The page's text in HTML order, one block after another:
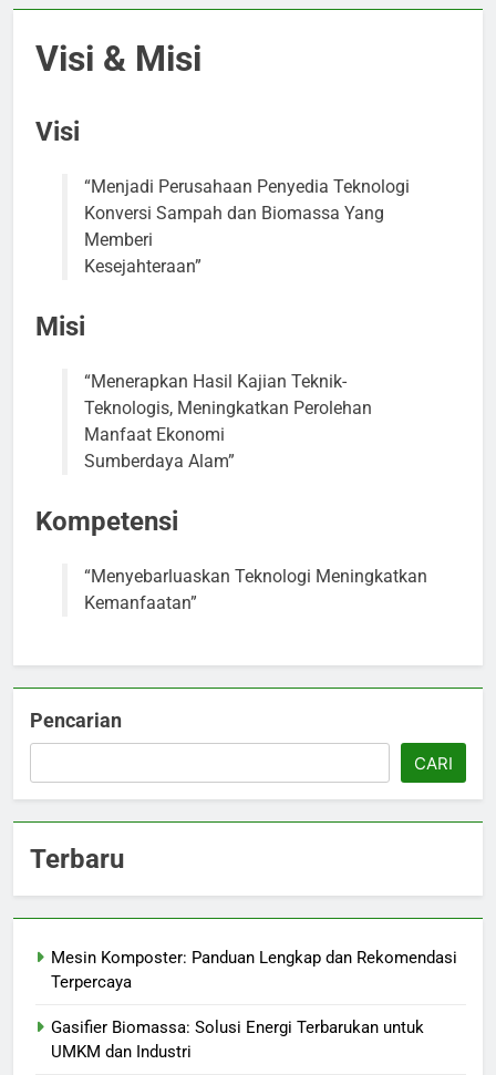
Visi & Misi
Visi
“Menjadi Perusahaan Penyedia Teknologi
Konversi Sampah dan Biomassa Yang
Memberi
Kesejahteraan”
Misi
“Menerapkan Hasil Kajian Teknik-
Teknologis, Meningkatkan Perolehan
Manfaat Ekonomi
Sumberdaya Alam”
Kompetensi
“Menyebarluaskan Teknologi Meningkatkan
Kemanfaatan”
Pencarian
CARI
Terbaru
Mesin Komposter: Panduan Lengkap dan Rekomendasi
Terpercaya
Gasifier Biomassa: Solusi Energi Terbarukan untuk
UMKM dan Industri